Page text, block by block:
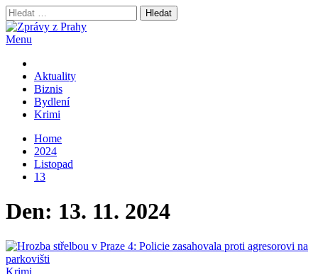
Skip
to
content
Vyhledávání
Menu
Aktuality
Biznis
Bydlení
Krimi
Home
2024
Listopad
13
Den: 13. 11. 2024
Krimi